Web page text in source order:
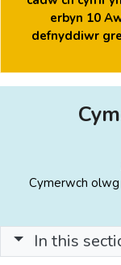
erbyn 10
defnyddiwr
Cymerwch
In this